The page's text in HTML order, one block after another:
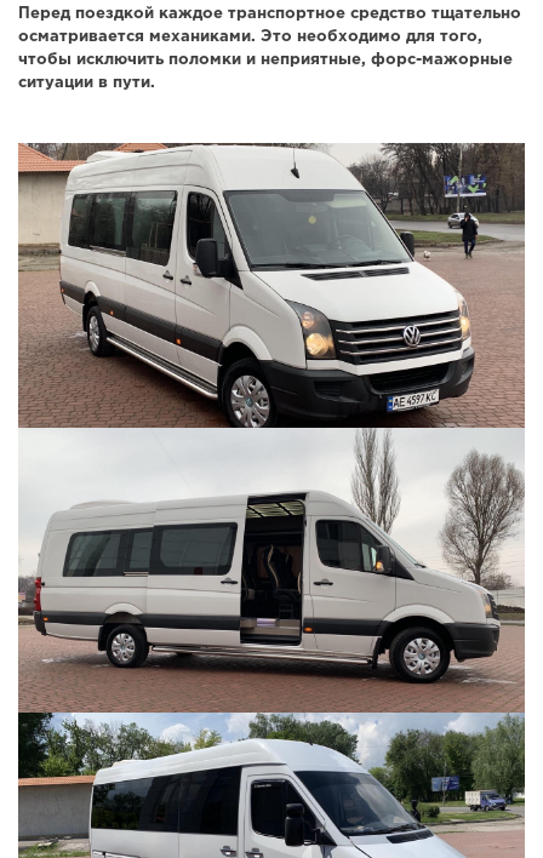
Перед поездкой каждое транспортное средство тщательно
осматривается механиками. Это необходимо для того,
чтобы исключить поломки и неприятные, форс-мажорные
ситуации в пути.